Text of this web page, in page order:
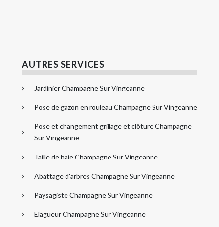
AUTRES SERVICES
Jardinier Champagne Sur Vingeanne
Pose de gazon en rouleau Champagne Sur Vingeanne
Pose et changement grillage et clôture Champagne
Sur Vingeanne
Taille de haie Champagne Sur Vingeanne
Abattage d'arbres Champagne Sur Vingeanne
Paysagiste Champagne Sur Vingeanne
Elagueur Champagne Sur Vingeanne